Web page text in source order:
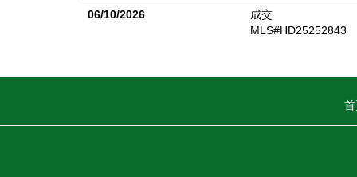
06/10/2026
成交
MLS#HD25252843